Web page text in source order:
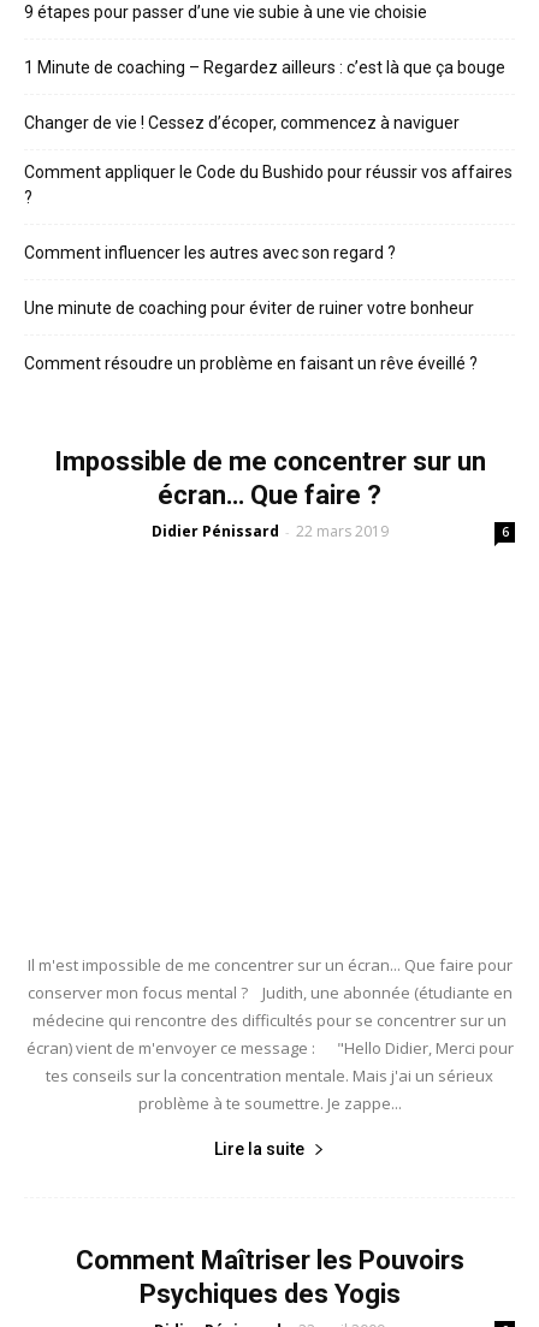
9 étapes pour passer d’une vie subie à une vie choisie
1 Minute de coaching – Regardez ailleurs : c’est là que ça bouge
Changer de vie ! Cessez d’écoper, commencez à naviguer
Comment appliquer le Code du Bushido pour réussir vos affaires
?
Comment influencer les autres avec son regard ?
Une minute de coaching pour éviter de ruiner votre bonheur
Comment résoudre un problème en faisant un rêve éveillé ?
Impossible de me concentrer sur un
écran… Que faire ?
Didier Pénissard - 22 mars 2019 6
Il m'est impossible de me concentrer sur un écran... Que faire pour
conserver mon focus mental ? Judith, une abonnée (étudiante en
médecine qui rencontre des difficultés pour se concentrer sur un
écran) vient de m'envoyer ce message : "Hello Didier, Merci pour
tes conseils sur la concentration mentale. Mais j'ai un sérieux
problème à te soumettre. Je zappe...
Lire la suite
Comment Maîtriser les Pouvoirs
Psychiques des Yogis